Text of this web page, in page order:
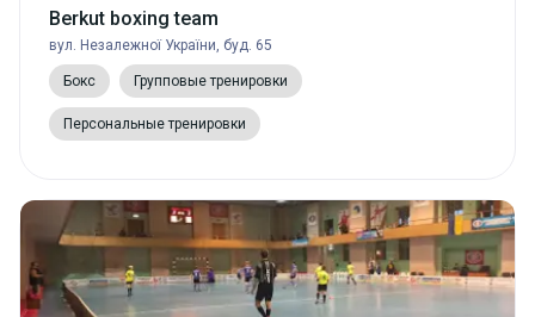
Berkut boxing team
вул. Незалежної України, буд. 65
Бокс Групповые тренировки
Персональные тренировки